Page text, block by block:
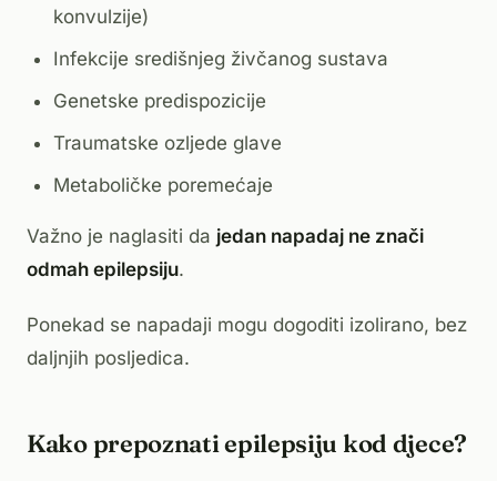
konvulzije)
Infekcije središnjeg živčanog sustava
Genetske predispozicije
Traumatske ozljede glave
Metaboličke poremećaje
Važno je naglasiti da jedan napadaj ne znači
odmah epilepsiju.
Ponekad se napadaji mogu dogoditi izolirano, bez
daljnjih posljedica.
Kako prepoznati epilepsiju kod djece?